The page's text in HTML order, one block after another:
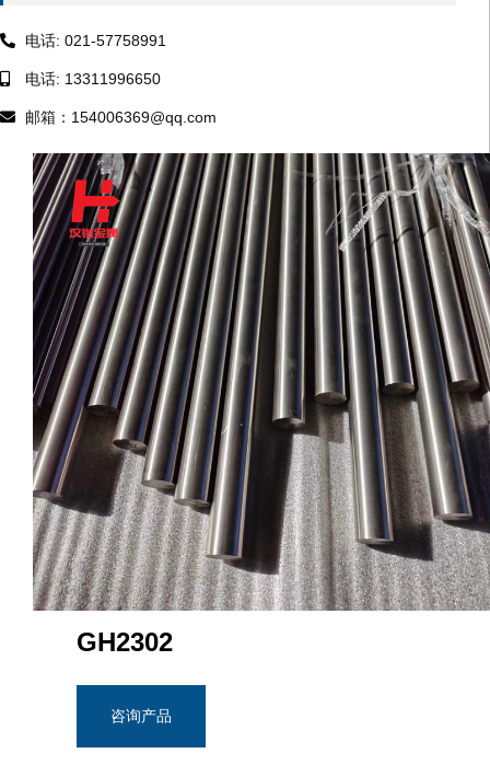
电话: 021-57758991
电话: 13311996650
邮箱：154006369@qq.com
GH2302
咨询产品